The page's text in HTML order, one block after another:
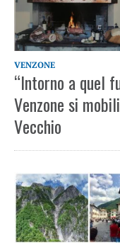
VENZONE
“Intorno a quel
Venzone si
Vecchio